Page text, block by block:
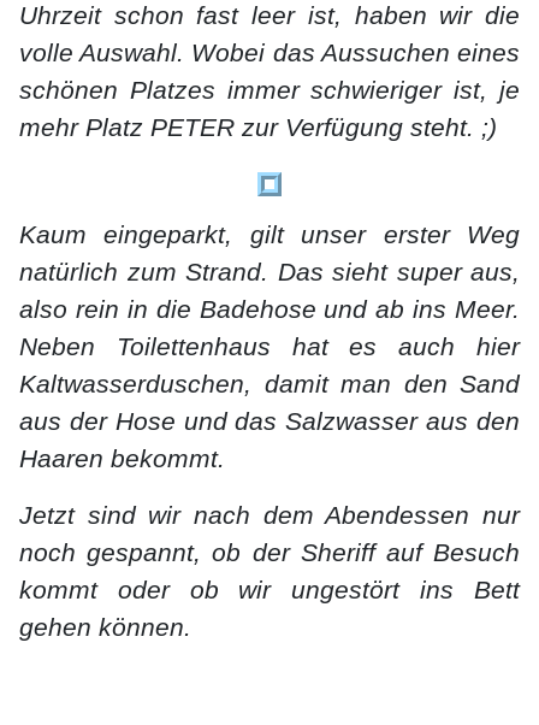
Uhrzeit schon fast leer ist, haben wir die
volle Auswahl. Wobei das Aussuchen eines
schönen Platzes immer schwieriger ist, je
mehr Platz PETER zur Verfügung steht. ;)
Kaum eingeparkt, gilt unser erster Weg
natürlich zum Strand. Das sieht super aus,
also rein in die Badehose und ab ins Meer.
Neben Toilettenhaus hat es auch hier
Kaltwasserduschen, damit man den Sand
aus der Hose und das Salzwasser aus den
Haaren bekommt.
Jetzt sind wir nach dem Abendessen nur
noch gespannt, ob der Sheriff auf Besuch
kommt oder ob wir ungestört ins Bett
gehen können.